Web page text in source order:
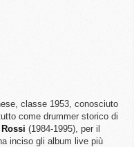
classe 1953, conosciuto
come drummer storico di
(1984-1995), per il
inciso gli album live più